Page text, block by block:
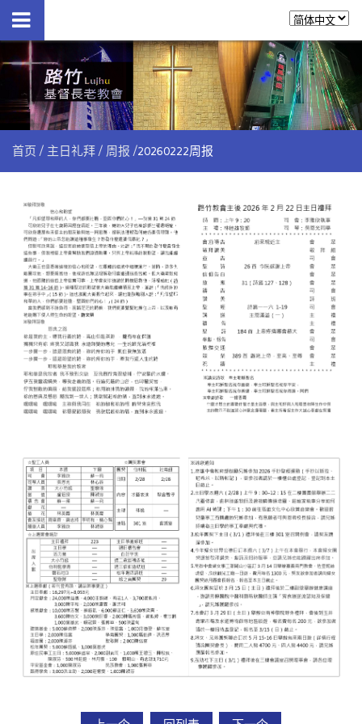
首页 主日礼拜 周报 20260222周报